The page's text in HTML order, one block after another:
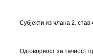
Субјекти из члана 2.
Одговорност за тачност